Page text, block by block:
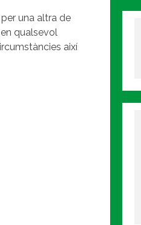
una altra de
qualsevol
així